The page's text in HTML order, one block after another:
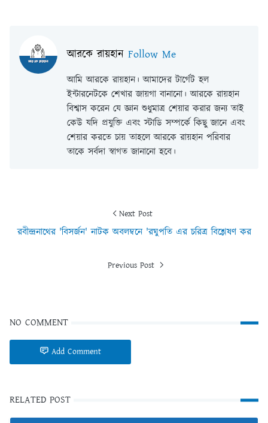
আরকে রায়হান Follow Me
আমি আরকে রায়হান। আমাদের টার্গেট হল
ইন্টারনেটকে শেখার জায়গা বানানো। আরকে রায়হান
বিশ্বাস করেন যে জ্ঞান শুধুমাত্র শেয়ার করার জন্য তাই
কেউ যদি প্রযুক্তি এবং স্টাডি সম্পর্কে কিছু জানে এবং
শেয়ার করতে চায় তাহলে আরকে রায়হান পরিবার
তাকে সর্বদা স্বাগত জানানো হবে।
Next Post
রবীন্দ্রনাথের 'বিসর্জন' নাটক অবলম্বনে 'রঘুপতি এর চরিত্র বিশ্লেষণ কর
Previous Post
NO COMMENT
Add Comment
RELATED POST